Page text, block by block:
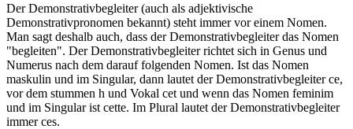
Der Demonstrativbegleiter (auch als adjektivische
Demonstrativpronomen bekannt) steht immer vor einem Nomen.
Man sagt deshalb auch, dass der Demonstrativbegleiter das Nomen
"begleiten". Der Demonstrativbegleiter richtet sich in Genus und
Numerus nach dem darauf folgenden Nomen. Ist das Nomen
maskulin und im Singular, dann lautet der Demonstrativbegleiter ce,
vor dem stummen h und Vokal cet und wenn das Nomen feminim
und im Singular ist cette. Im Plural lautet der Demonstrativbegleiter
immer ces.